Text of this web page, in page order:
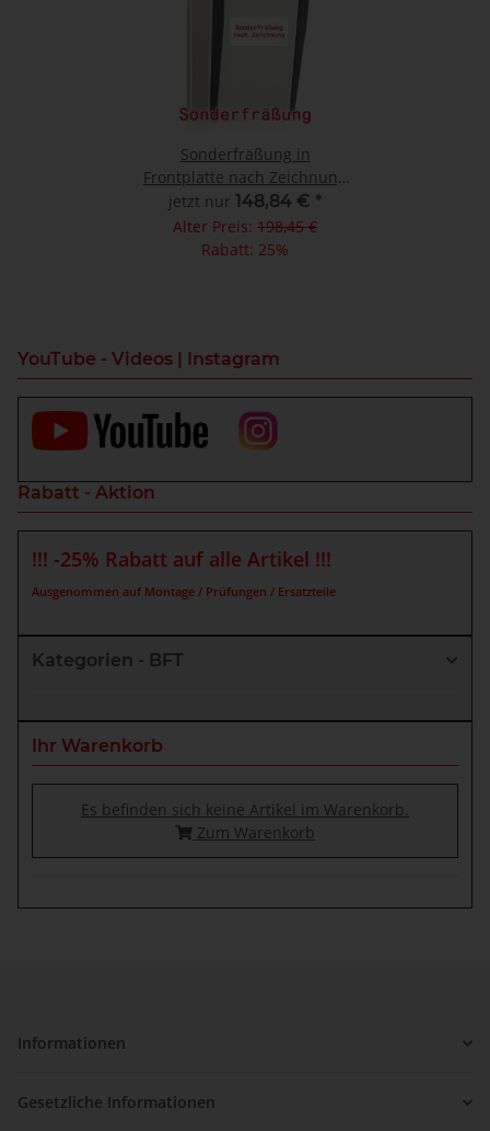
Sonderfräßung in
Frontplatte nach Zeichnung
für unsere Aluminium
Standsäulen
jetzt nur 148,84 € *
Alter Preis: 198,45 €
Rabatt: 25%
YouTube - Videos | Instagram
Rabatt - Aktion
!!! -25% Rabatt auf alle Artikel !!!
Ausgenommen auf Montage / Prüfungen / Ersatzteile
Kategorien - BFT
Ihr Warenkorb
Es befinden sich keine Artikel im Warenkorb.
Zum Warenkorb
Informationen
Gesetzliche Informationen